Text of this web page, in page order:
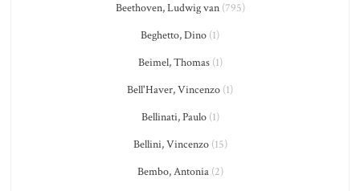
Beethoven, Ludwig van(795)
Beghetto, Dino (1)
Beimel, Thomas(1)
Bell'Haver, Vincenzo (1)
Bellinati, Paulo(1)
Bellini, Vincenzo(15)
Bembo, Antonia(2)